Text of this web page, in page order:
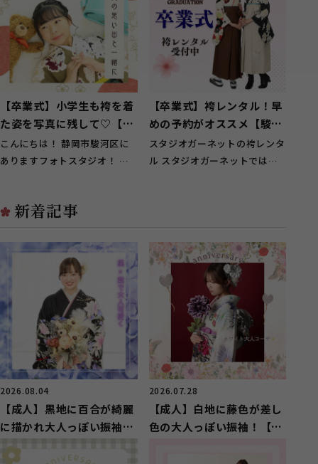
【卒業式】小学生も袴を着
た姿を写真に残して♡【葵
区】
こんにちは！ 静岡市駿河区に
ありますフォトスタジオ！ ガ
【卒業式】袴レンタル！早
めの予約がオススメ【駿河
区・葵区】
スタジオガーネットの袴レンタ
ル スタジオガーネットでは卒
新着記事
2026.08.04
【成人】黒地に百合が綺麗
に描かれ大人っぽい振袖
【葵区】
2026.07.28
【成人】白地に藤色が差し
色の大人っぽい振袖！【駿